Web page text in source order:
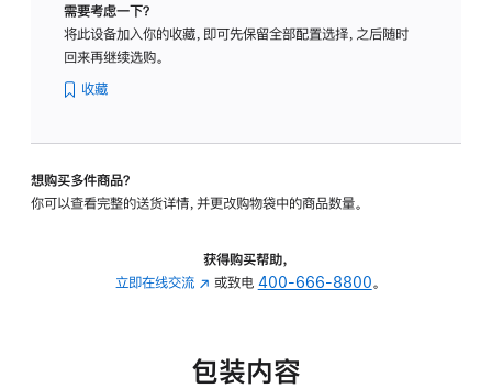
璃
转
的
需要考虑一下？
将此设备加入你的收藏，即可先保留全部配置选择，之后随时
回来再继续选购。
收藏
想购买多件商品？
你可以查看完整的送货详情，并更改购物袋中的商品数量。
获得购买帮助，
立即在线交流 (在
中
或致电 400-666-8800。
包装内容